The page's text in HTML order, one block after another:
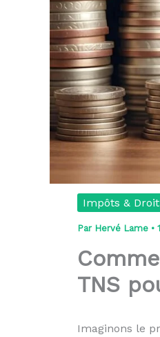
Impôts & Droit
Par Hervé Lame •
TNS
Imaginons le